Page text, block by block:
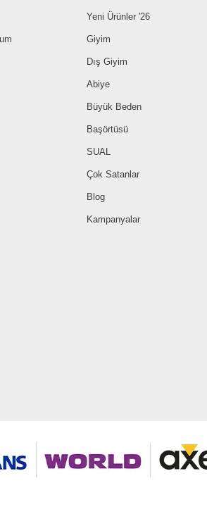
Yeni Ürünler '26
Giyim
Dış Giyim
Abiye
Büyük Beden
Başörtüsü
SUAL
Çok Satanlar
Blog
Kampanyalar